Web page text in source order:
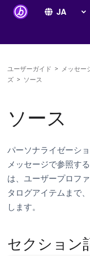
ユーザーガイド > メッセー
ズ > ソース
ソース
パーソナライゼーショ
メッセージで参照す
は、ユーザープロフ
タログアイテムまで
します。
セクション